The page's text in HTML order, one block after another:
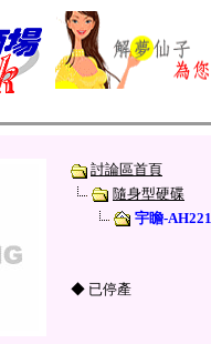
討論區首頁
隨身型硬碟
宇瞻-
◆ 已停產